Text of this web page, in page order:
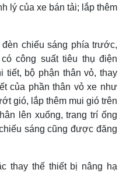
lý của xe bán tải; lắp thêm
chiếu sáng phía trước,
công suất tiêu thụ điện
bộ phận thân vỏ, thay
của phần thân vỏ xe như
gió, lắp thêm mui gió trên
lên xuống, trang trí ống
sáng cũng được đăng
thay thế thiết bị nâng hạ